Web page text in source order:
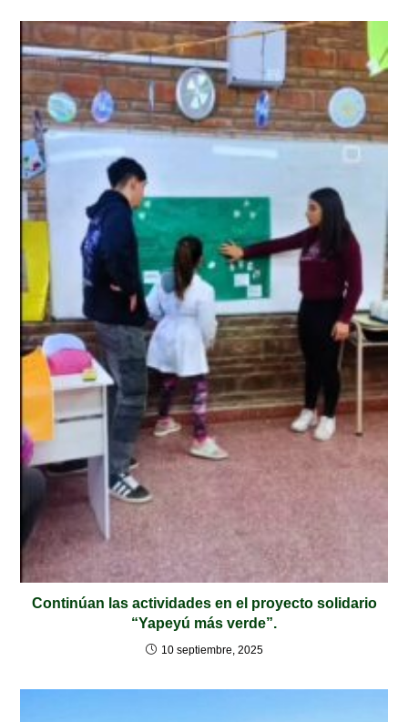
Continúan las actividades en el proyecto solidario
“Yapeyú más verde”.
10 septiembre, 2025